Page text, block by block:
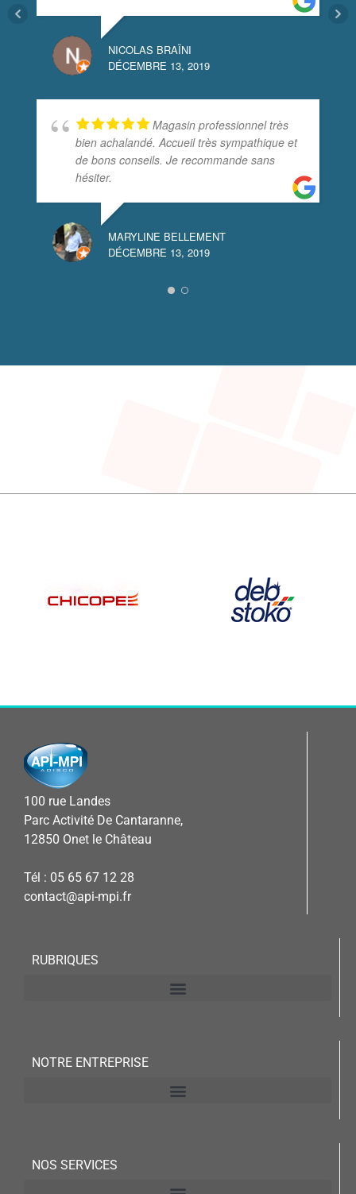
NICOLAS BRAÏNI
DÉCEMBRE 13, 2019
Magasin professionnel très
bien achalandé. Accueil très sympathique et
de bons conseils. Je recommande sans
hésiter.
MARYLINE BELLEMENT
DÉCEMBRE 13, 2019
100 rue Landes
Parc Activité De Cantaranne,
12850 Onet le Château
Tél : 05 65 67 12 28
contact@api-mpi.fr
RUBRIQUES
NOTRE ENTREPRISE
NOS SERVICES